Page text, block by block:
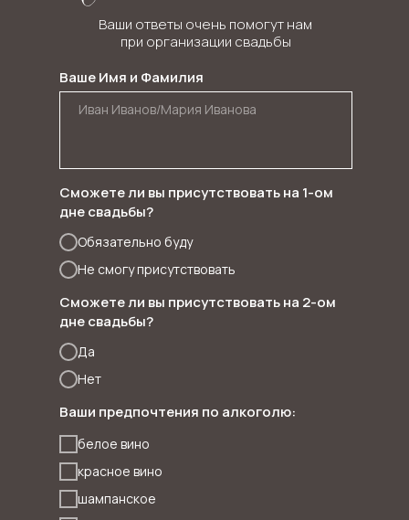
Ваши ответы очень помогут нам
при организации свадьбы
Ваше Имя и Фамилия
Сможете ли вы присутствовать на 1-ом
дне свадьбы?
Обязательно буду
Не смогу присутствовать
Сможете ли вы присутствовать на 2-ом
дне свадьбы?
Да
Нет
Ваши предпочтения по алкоголю:
белое вино
красное вино
шампанское